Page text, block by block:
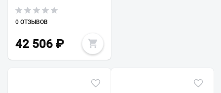
0 ОТЗЫВОВ
42 506 ₽